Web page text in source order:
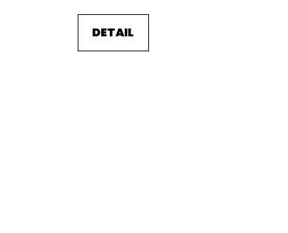
DETAIL